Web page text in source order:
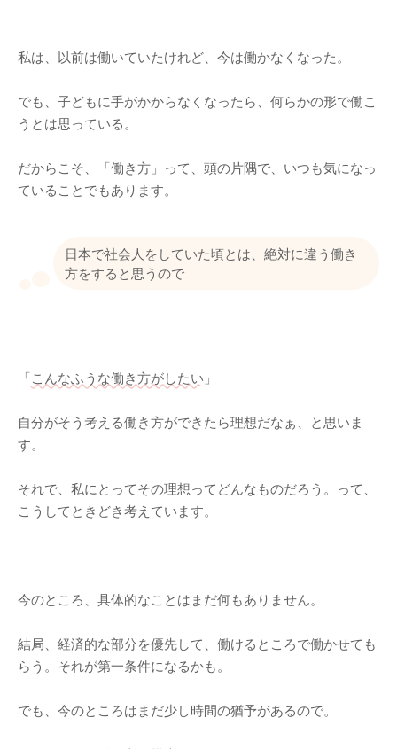
私は、以前は働いていたけれど、今は働かなくなった。
でも、子どもに手がかからなくなったら、何らかの形で働こ
うとは思っている。
だからこそ、「働き方」って、頭の片隅で、いつも気になっ
ていることでもあります。
日本で社会人をしていた頃とは、絶対に違う働き
方をすると思うので
「こんなふうな働き方がしたい 」
自分がそう考える働き方ができたら理想だなぁ、と思いま
す。
それで、私にとってその理想ってどんなものだろう。って、
こうしてときどき考えています。
今のところ、具体的なことはまだ何もありません。
結局、経済的な部分を優先して、働けるところで働かせても
らう。それが第一条件になるかも。
でも、今のところはまだ少し時間の猶予があるので。